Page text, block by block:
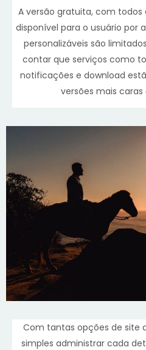
A versão gratuita, com todos
disponível para o usuário por
personalizáveis são
contar que serviços como
notificações e download
versões mais
Com tantas opções de site
simples administrar cada